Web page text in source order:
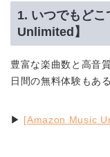
1. いつでもど
Unlimited】
豊富な楽曲数と高音
日間の無料体験もあ
▶︎ [Amazon Music